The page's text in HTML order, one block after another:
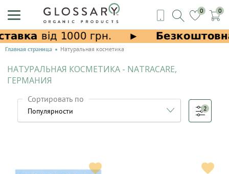
0 0
Главная страница Натуральная косметика
НАТУРАЛЬНАЯ КОСМЕТИКА - NATRACARE,
ГЕРМАНИЯ
Сортировать по
2